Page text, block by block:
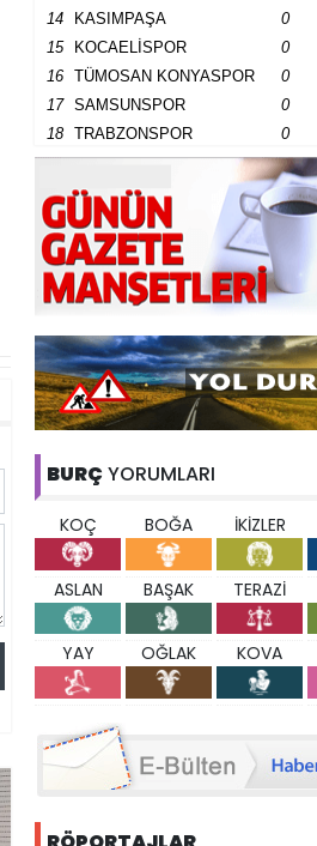
14
KASIMPAŞA 0
15
KOCAELİSPOR 0
16
TÜMOSAN KONYASPOR 0
17
SAMSUNSPOR 0
18
TRABZONSPOR 0
BURÇ YORUMLARI
KOÇ BOĞA İKİZLER
ASLAN BAŞAK TERAZİ
YAY OĞLAK KOVA